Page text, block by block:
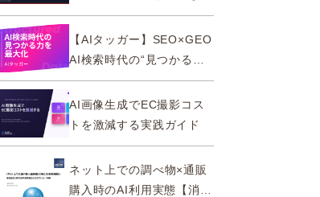
ズを生む法則
【AIタッガー】SEO×GEO
AI検索時代の“見つかる
力”を最大化
AI画像生成でEC撮影コス
トを激減する実践ガイド
ネット上での調べ物×通販
購入時のAI利用実態【消費